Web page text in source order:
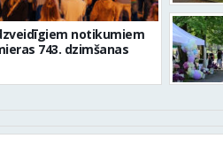
notikumiem
743. dzimšanas